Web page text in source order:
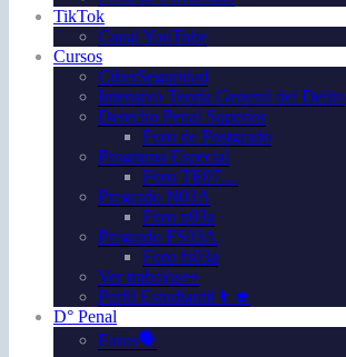
TikTok
Canal YouTube
Cursos
CiberSeguridad
Intensivo Teoría General del Delito
Derecho Penal Superior
Foro de Postgrado
Programa Especial
Foro TE07…
Pregrado N03A
Foro n03a
Pregrado FS03A
Foro fs03a
Ver trabajos👀
Perfil Estudiantil👩‍🎓
D° Penal
Foros🗣️